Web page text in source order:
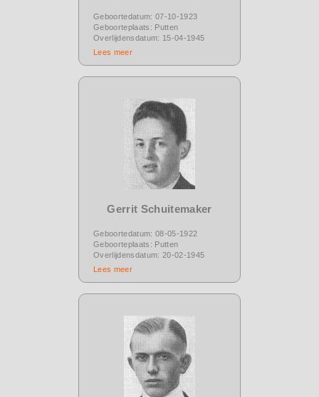
Geboortedatum: 07-10-1923
Geboorteplaats: Putten
Overlijdensdatum: 15-04-1945
Lees meer
Gerrit Schuitemaker
Geboortedatum: 08-05-1922
Geboorteplaats: Putten
Overlijdensdatum: 20-02-1945
Lees meer